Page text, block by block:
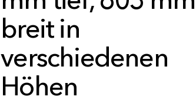
breit in
verschiedenen
Höhen